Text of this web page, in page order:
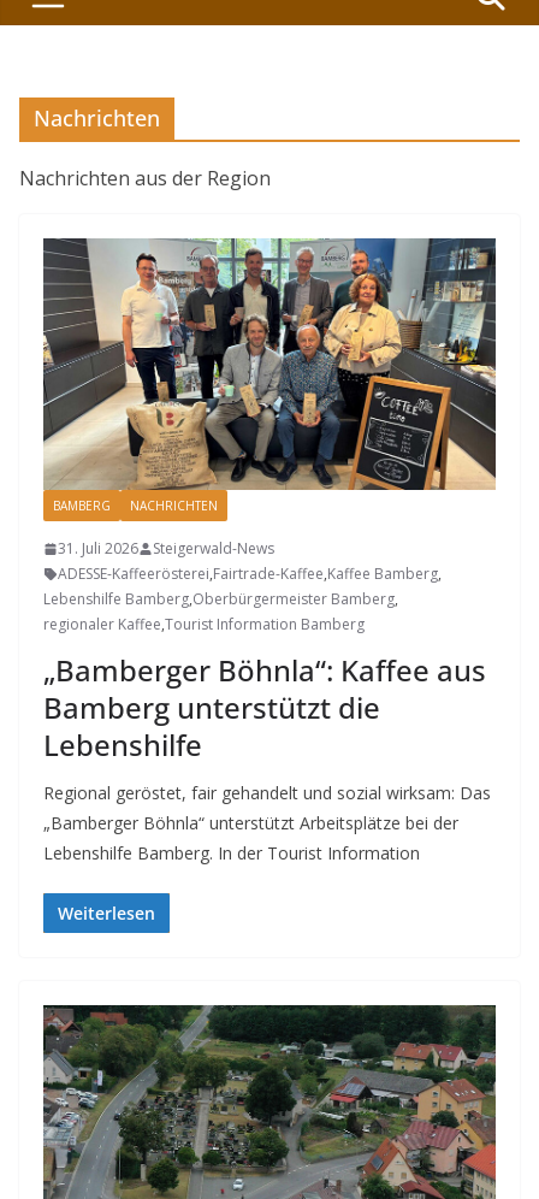
Nachrichten
Nachrichten aus der Region
BAMBERG NACHRICHTEN
31. Juli 2026
Steigerwald-News
ADESSE-Kaffeerösterei,Fairtrade-Kaffee,Kaffee Bamberg,
Lebenshilfe Bamberg,Oberbürgermeister Bamberg,
regionaler Kaffee,Tourist Information Bamberg
„Bamberger Böhnla“: Kaffee aus
Bamberg unterstützt die
Lebenshilfe
Regional geröstet, fair gehandelt und sozial wirksam: Das
„Bamberger Böhnla“ unterstützt Arbeitsplätze bei der
Lebenshilfe Bamberg. In der Tourist Information
Weiterlesen